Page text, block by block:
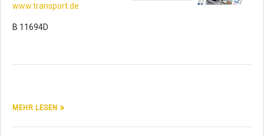
www.transport.de
B 11694D
MEHR LESEN